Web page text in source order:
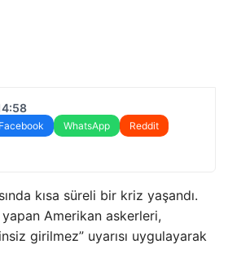
Facebook WhatsApp
Reddit
kısa süreli bir kriz yaşandı.
yapan Amerikan askerleri,
girilmez” uyarısı uygulayarak